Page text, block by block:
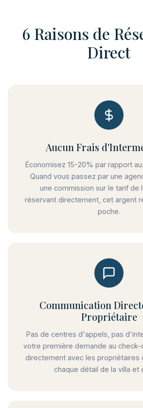
6 Raisons de
Direct
Aucun Frais
Économisez 15-20% par rapport
Quand vous passez par une
une commission sur le tarif de
réservant directement, cet argent
poche.
Communication
Propriétaire
Pas de centres d'appels, pas
votre première demande au
directement avec les propriétaires
chaque détail de la villa et